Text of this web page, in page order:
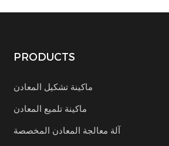
PRODUCTS
ماكينة تشكيل المعادن
ماكينة تلميع المعادن
آلة معالجة المعادن المخصصة